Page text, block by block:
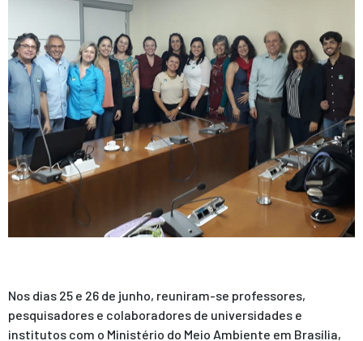
Nos dias 25 e 26 de junho, reuniram-se professores,
pesquisadores e colaboradores de universidades e
institutos com o Ministério do Meio Ambiente em Brasília,